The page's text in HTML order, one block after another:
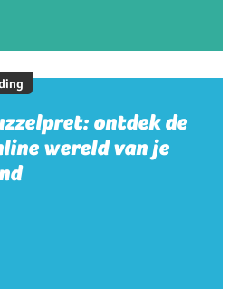
ontdek de
wereld van je